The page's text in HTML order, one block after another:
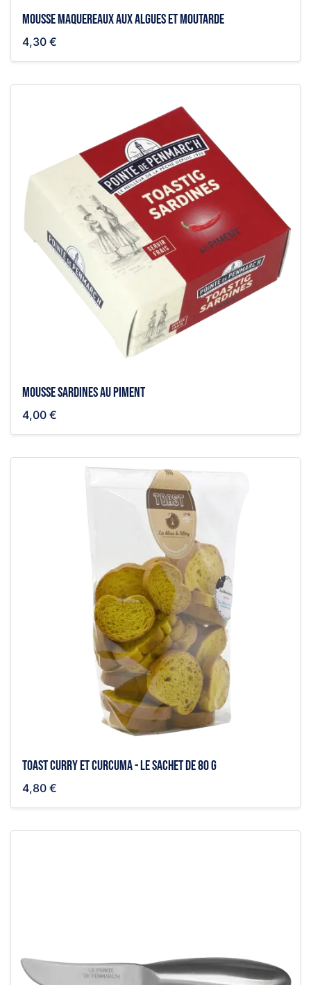
Mousse maquereaux aux algues et moutarde
4,30 €
Mousse sardines au piment
4,00 €
Toast curry et curcuma - Le sachet de 80 g
4,80 €